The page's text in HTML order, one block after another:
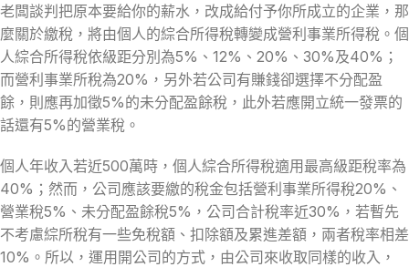
老闆談判把原本要給你的薪水，改成給付予你所成立的企業，那
麼關於繳稅，將由個人的綜合所得稅轉變成營利事業所得稅。個
人綜合所得稅依級距分別為5%、12%、20%、30%及40%；
而營利事業所稅為20%，另外若公司有賺錢卻選擇不分配盈
餘，則應再加徵5%的未分配盈餘稅，此外若應開立統一發票的
話還有5%的營業稅。
個人年收入若近500萬時，個人綜合所得稅適用最高級距稅率為
40%；然而，公司應該要繳的稅金包括營利事業所得稅20%、
營業稅5%、未分配盈餘稅5%，公司合計稅率近30%，若暫先
不考慮綜所稅有一些免稅額、扣除額及累進差額，兩者稅率相差
10%。所以，運用開公司的方式，由公司來收取同樣的收入，